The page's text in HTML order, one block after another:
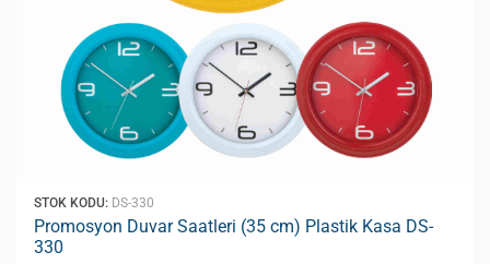
STOK KODU: DS-330
Promosyon Duvar Saatleri (35 cm) Plastik Kasa DS-
330